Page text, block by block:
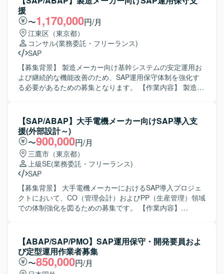
援
〜1,170,000円/月
江東区（東京都）
コンサル(業務委託・フリーランス)
SAP
【募集背景】 製造メーカー向け基幹システムの安定運用お
よび継続的な機能改善のため、SAP運用保守体制を強化す
る必要があるための募集となります。 【作業内容】 製造メ
よび対応方針の検討、変更要求に対する要件整理や概要設
計、顧客からの問い合わせ内容の分析および回答作成、な
らびに必要に応じたABAPプログラムの改修や動作確認など
を担当していただきます。また、関連部門との調整やドキ
ュメント作成なども実施していただきます。 【求める人物
像】 SAPの業務・技術両面に主体的に取り組み、関係者と
円滑にコミュニケーションを取りながら課題解決を進めて
いただける方を求めております。自ら状況を整理し、顧客
の要望を的確に理解して提案・改善に結びつけられる方に
ご活躍いただける環境です。 【ポジションの魅力】 複数モ
ンです。コンサルタントおよび概要設計者として、要件定
義から設計・改善提案まで幅広いフェーズを経験でき、
SAPスキルを一層高めていただけます。 【開発環境】 SAP
ERP環境上での運用保守・改修作業が中心となり、ABAPに
【SAP/ABAP】大手電機メーカー向けSAP導入支
援(外部設計～)
〜900,000円/月
三鷹市（東京都）
上級SE(業務委託・フリーランス)
SAP
【募集背景】 大手電機メーカーにおけるSAP導入プロジェ
クトにおいて、CO（管理会計）およびPP（生産管理）領域
での体制強化を図るための募集です。 【作業内容】
担当いただきます。具体的には、標準機能およびアドオン
機能に関する要件整理や外部設計、エラー発生時の原因分
析と修正方針の検討、ABAPアドオンのデバッグ結果を踏ま
えた不具合判定などを行っていただきます。また、管理会
【ABAP/SAP/PMO】SAP運用保守・開発要員およ
び定型運用作業者募集
〜850,000円/月